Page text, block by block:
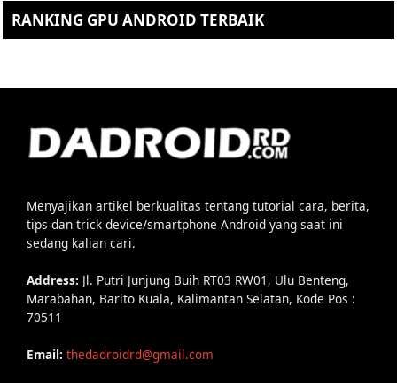
RANKING GPU ANDROID TERBAIK
Menyajikan artikel berkualitas tentang tutorial cara, berita,
tips dan trick device/smartphone Android yang saat ini
sedang kalian cari.
Address: Jl. Putri Junjung Buih RT03 RW01, Ulu Benteng,
Marabahan, Barito Kuala, Kalimantan Selatan, Kode Pos :
70511
Email: thedadroidrd@gmail.com